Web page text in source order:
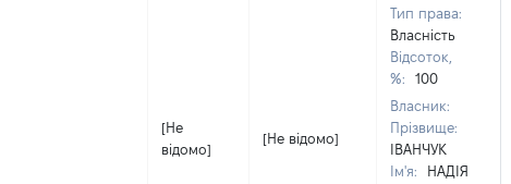
[Не
відомо]
[Не відомо]
Тип права:
Власність
Відсоток,
%:
100
Власник:
Прізвище:
ІВАНЧУК
Ім'я:
НАДІЯ